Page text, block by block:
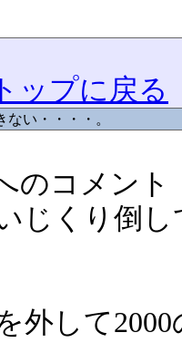
ップに戻る
い・・・・。
のコメント
じくり倒
外して